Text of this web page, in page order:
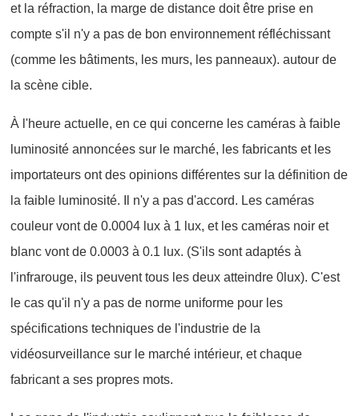
et la réfraction, la marge de distance doit être prise en
compte s'il n'y a pas de bon environnement réfléchissant
(comme les bâtiments, les murs, les panneaux). autour de
la scène cible.
À l'heure actuelle, en ce qui concerne les caméras à faible
luminosité annoncées sur le marché, les fabricants et les
importateurs ont des opinions différentes sur la définition de
la faible luminosité. Il n'y a pas d'accord. Les caméras
couleur vont de 0.0004 lux à 1 lux, et les caméras noir et
blanc vont de 0.0003 à 0.1 lux. (S'ils sont adaptés à
l'infrarouge, ils peuvent tous les deux atteindre 0lux). C'est
le cas qu'il n'y a pas de norme uniforme pour les
spécifications techniques de l'industrie de la
vidéosurveillance sur le marché intérieur, et chaque
fabricant a ses propres mots.